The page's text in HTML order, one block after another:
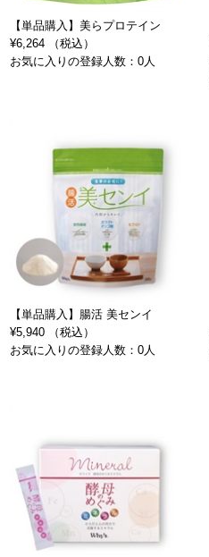
【単品購入】美らプロテイン
¥6,264 （税込）
お気に入りの登録人数：0人
【単品購入】腸活 美センイ
¥5,940 （税込）
お気に入りの登録人数：0人